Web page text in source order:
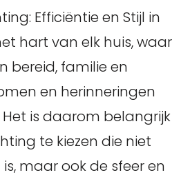
Efficiëntie en Stijl in
hart van elk huis, waar
bereid, familie en
en herinneringen
is daarom belangrijk
te kiezen die niet
maar ook de sfeer en